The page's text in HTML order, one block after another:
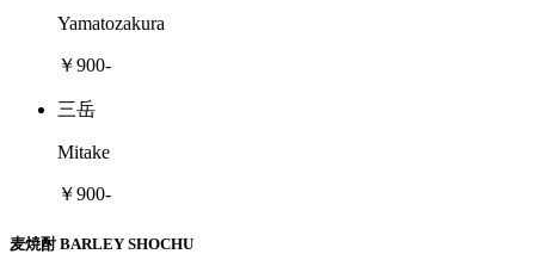
Yamatozakura
￥900-
三岳
Mitake
￥900-
麦焼酎 BARLEY SHOCHU